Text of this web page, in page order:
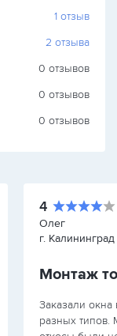
1 отзыв
2 отзыва
0 отзывов
0 отзывов
0 отзывов
4
Олег
г.
Монтаж
Заказали окна
разных типов.